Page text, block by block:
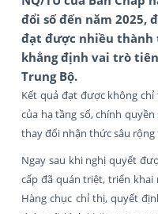
đổi số đến năm 2025,
đạt được nhiều thành
khẳng định vai trò
Trung Bộ.
Kết quả đạt được không
của hạ tầng số, chính
thay đổi nhận thức sâu
Ngay sau khi nghị quyết
cấp đã quán triệt, triển
Hàng chục chỉ thị, quyết